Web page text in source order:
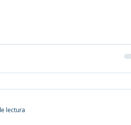
lectura